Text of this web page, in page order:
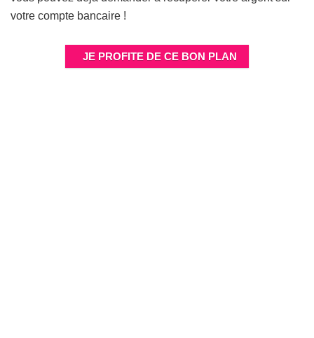
votre compte bancaire !
JE PROFITE DE CE BON PLAN